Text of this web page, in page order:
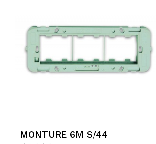
MONTURE 6M S/44